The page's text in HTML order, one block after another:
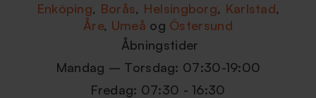
Enköping, Borås, Helsingborg, Karlstad,
Åre, Umeå og Östersund
Åbningstider
Mandag – Torsdag: 07:30-19:00
Fredag: 07:30 - 16:30